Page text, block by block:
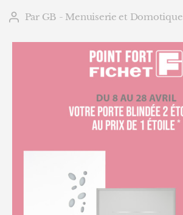
Auteur
l’article
Par GB - Menuiserie et Domotique